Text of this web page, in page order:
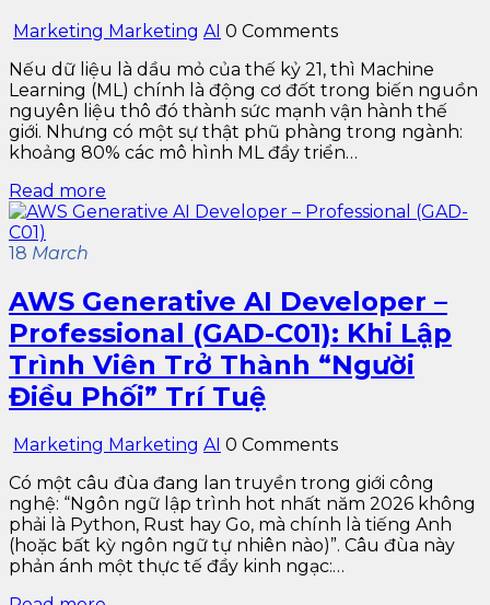
Marketing Marketing AI 0 Comments
Nếu dữ liệu là dầu mỏ của thế kỷ 21, thì Machine
Learning (ML) chính là động cơ đốt trong biến nguồn
nguyên liệu thô đó thành sức mạnh vận hành thế
giới. Nhưng có một sự thật phũ phàng trong ngành:
khoảng 80% các mô hình ML đầy triển…
Read more
18 March
AWS Generative AI Developer –
Professional (GAD-C01): Khi Lập
Trình Viên Trở Thành “Người
Điều Phối” Trí Tuệ
Marketing Marketing AI 0 Comments
Có một câu đùa đang lan truyền trong giới công
nghệ: “Ngôn ngữ lập trình hot nhất năm 2026 không
phải là Python, Rust hay Go, mà chính là tiếng Anh
(hoặc bất kỳ ngôn ngữ tự nhiên nào)”. Câu đùa này
phản ánh một thực tế đầy kinh ngạc:…